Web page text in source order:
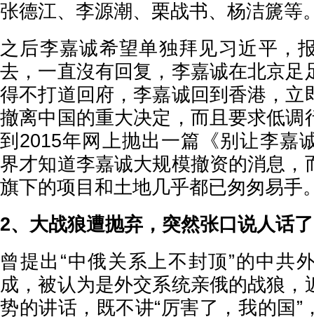
张德江、李源潮、栗战书、杨洁篪等
之后李嘉诚希望单独拜见习近平，
去，一直沒有回复，李嘉诚在北京足
得不打道回府，李嘉诚回到香港，立
撤离中国的重大决定，而且要求低调
到2015年网上抛出一篇《别让李嘉
界才知道李嘉诚大规模撤资的消息，
旗下的项目和土地几乎都已匆匆易手
2、大战狼遭抛弃，突然张口说人话了
曾提出“中俄关系上不封顶”的中共
成，被认为是外交系统亲俄的战狼，
势的讲话，既不讲“厉害了，我的国”